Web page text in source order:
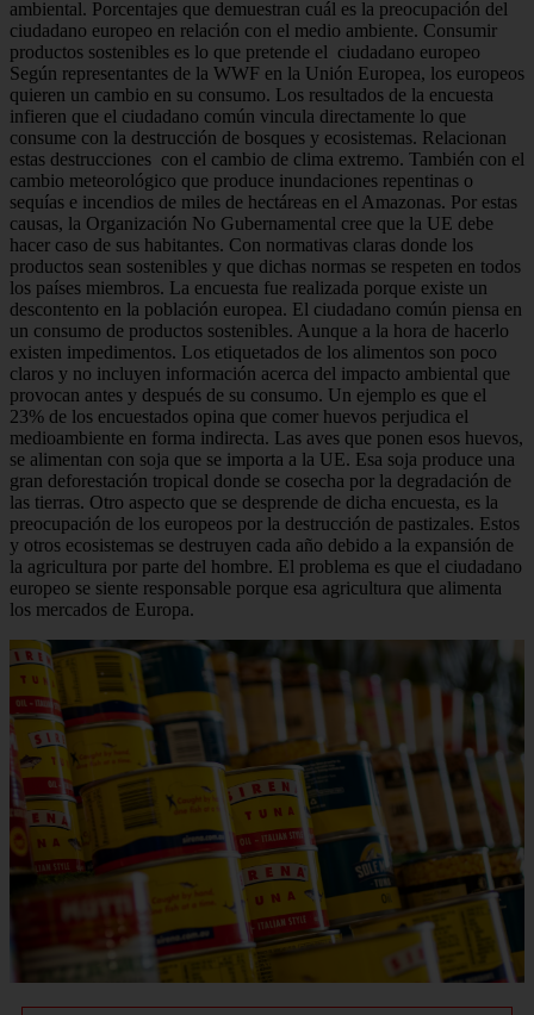
ambiental. Porcentajes que demuestran cuál es la preocupación del
ciudadano europeo en relación con el medio ambiente. Consumir
productos sostenibles es lo que pretende el ciudadano europeo
Según representantes de la WWF en la Unión Europea, los europeos
quieren un cambio en su consumo. Los resultados de la encuesta
infieren que el ciudadano común vincula directamente lo que
consume con la destrucción de bosques y ecosistemas. Relacionan
estas destrucciones con el cambio de clima extremo. También con el
cambio meteorológico que produce inundaciones repentinas o
sequías e incendios de miles de hectáreas en el Amazonas. Por estas
causas, la Organización No Gubernamental cree que la UE debe
hacer caso de sus habitantes. Con normativas claras donde los
productos sean sostenibles y que dichas normas se respeten en todos
los países miembros. La encuesta fue realizada porque existe un
descontento en la población europea. El ciudadano común piensa en
un consumo de productos sostenibles. Aunque a la hora de hacerlo
existen impedimentos. Los etiquetados de los alimentos son poco
claros y no incluyen información acerca del impacto ambiental que
provocan antes y después de su consumo. Un ejemplo es que el
23% de los encuestados opina que comer huevos perjudica el
medioambiente en forma indirecta. Las aves que ponen esos huevos,
se alimentan con soja que se importa a la UE. Esa soja produce una
gran deforestación tropical donde se cosecha por la degradación de
las tierras. Otro aspecto que se desprende de dicha encuesta, es la
preocupación de los europeos por la destrucción de pastizales. Estos
y otros ecosistemas se destruyen cada año debido a la expansión de
la agricultura por parte del hombre. El problema es que el ciudadano
europeo se siente responsable porque esa agricultura que alimenta
los mercados de Europa.